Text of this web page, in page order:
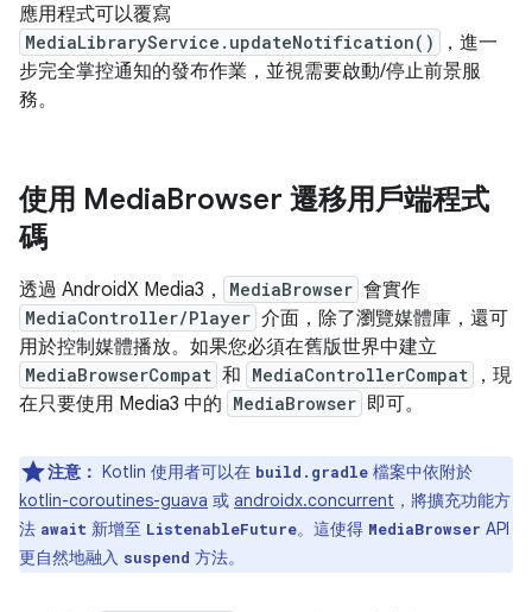
應用程式可以覆寫
MediaLibraryService.updateNotification()
，進一
步完全掌控通知的發布作業，並視需要啟動/停止前景服
務。
使用 MediaBrowser 遷移用戶端程式
碼
透過 AndroidX Media3， MediaBrowser 會實作
MediaController/Player 介面，除了瀏覽媒體庫，還可
用於控制媒體播放。如果您必須在舊版世界中建立
MediaBrowserCompat 和 MediaControllerCompat
，現
在只要使用 Media3 中的 MediaBrowser 即可。
注意： Kotlin 使用者可以在 build.gradle 檔案中依附於
kotlin-coroutines-guava 或 androidx.concurrent ，將擴充功能方
法 await 新增至 ListenableFuture。這使得 MediaBrowser API
更自然地融入 suspend 方法。